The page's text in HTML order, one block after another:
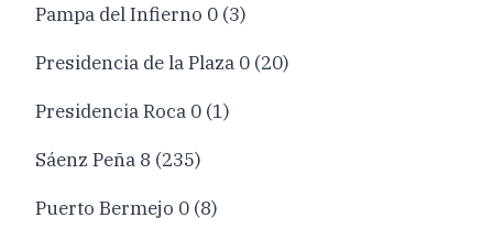
Pampa del Infierno 0 (3)
Presidencia de la Plaza 0 (20)
Presidencia Roca 0 (1)
Sáenz Peña 8 (235)
Puerto Bermejo 0 (8)